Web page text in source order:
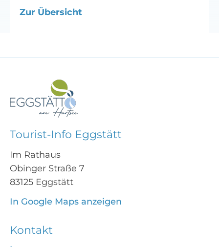
Zur Übersicht
Tourist-Info Eggstätt
Im Rathaus
Obinger Straße 7
83125 Eggstätt
In Google Maps anzeigen
Kontakt